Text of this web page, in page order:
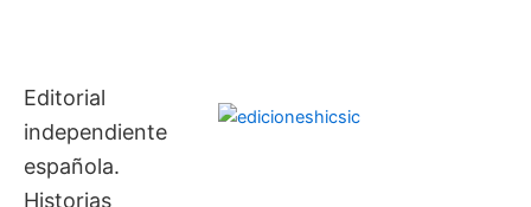
Editorial
independiente
española.
Historias